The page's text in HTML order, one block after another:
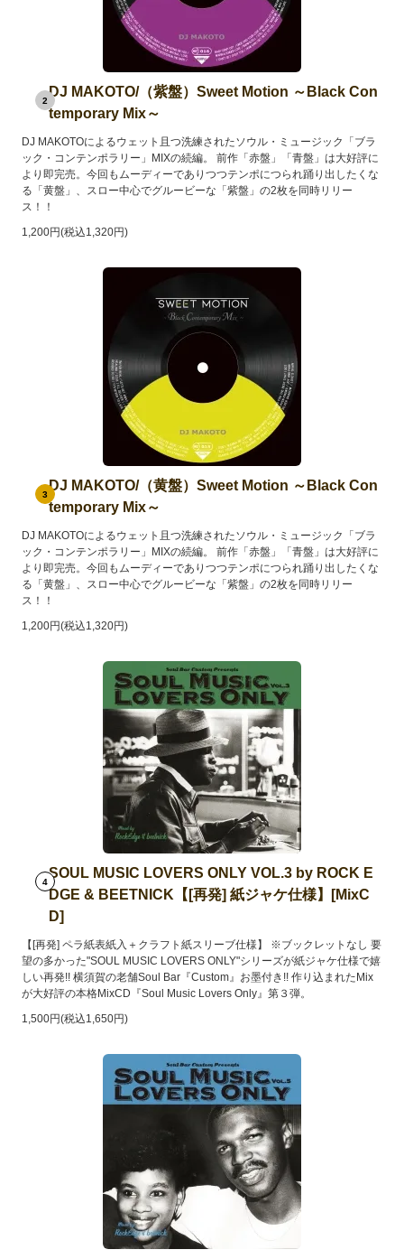
2
DJ MAKOTO/（紫盤）Sweet Motion ～Black Con
temporary Mix～
DJ MAKOTOによるウェット且つ洗練されたソウル・ミュージック「ブラ
ック・コンテンポラリー」MIXの続編。 前作「赤盤」「青盤」は大好評に
より即完売。今回もムーディーでありつつテンポにつられ踊り出したくな
る「黄盤」、スロー中心でグルービーな「紫盤」の2枚を同時リリー
ス！！
1,200円(税込1,320円)
3
DJ MAKOTO/（黄盤）Sweet Motion ～Black Con
temporary Mix～
DJ MAKOTOによるウェット且つ洗練されたソウル・ミュージック「ブラ
ック・コンテンポラリー」MIXの続編。 前作「赤盤」「青盤」は大好評に
より即完売。今回もムーディーでありつつテンポにつられ踊り出したくな
る「黄盤」、スロー中心でグルービーな「紫盤」の2枚を同時リリー
ス！！
1,200円(税込1,320円)
4
SOUL MUSIC LOVERS ONLY VOL.3 by ROCK E
DGE & BEETNICK【[再発] 紙ジャケ仕様】[MixC
D]
【[再発] ペラ紙表紙入＋クラフト紙スリーブ仕様】 ※ブックレットなし 要
望の多かった"SOUL MUSIC LOVERS ONLY"シリーズが紙ジャケ仕様で嬉
しい再発!! 横須賀の老舗Soul Bar『Custom』お墨付き!! 作り込まれたMix
が大好評の本格MixCD『Soul Music Lovers Only』第３弾。
1,500円(税込1,650円)